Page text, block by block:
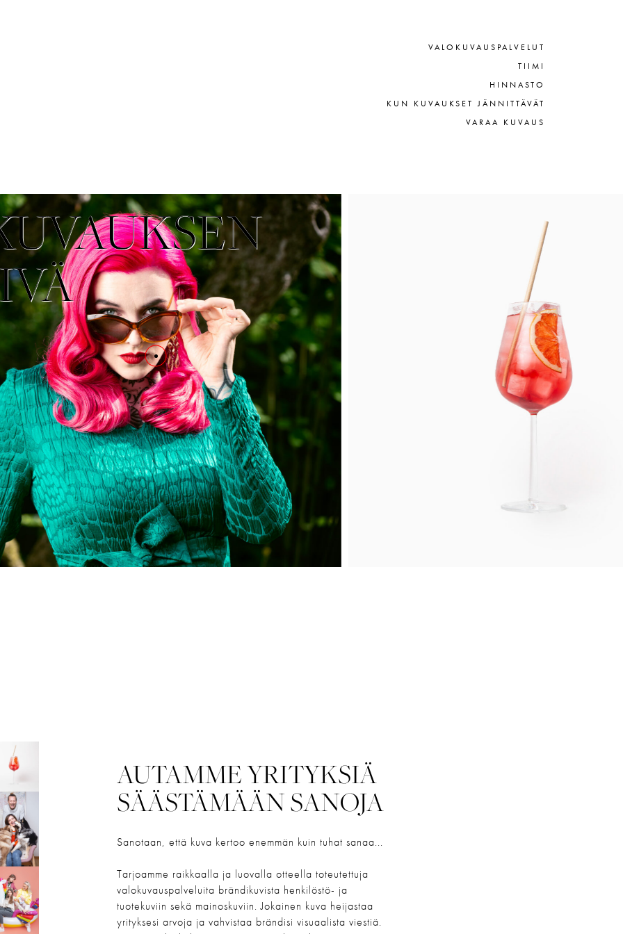
VALOKUVAUSPALVELUT
TIIMI
HINNASTO
KUN KUVAUKSET JÄNNITTÄVÄT
VARAA KUVAUS
AUTAMME YRITYKSIÄ
SÄÄSTÄMÄÄN SANOJA
Sanotaan, että kuva kertoo enemmän kuin tuhat sanaa...
Tarjoamme raikkaalla ja luovalla otteella toteutettuja
valokuvauspalveluita brändikuvista henkilöstö- ja
tuotekuviin sekä mainoskuviin. Jokainen kuva heijastaa
yrityksesi arvoja ja vahvistaa brändisi visuaalista viestiä.